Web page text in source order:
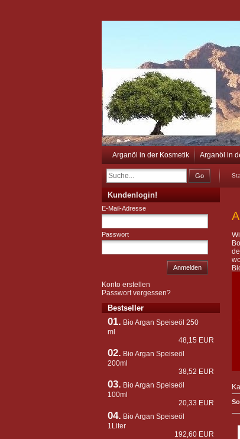
Arganöl in der Kosmetik Arganöl in
Go
Kundenlogin!
E-Mail-Adresse
Passwort
Anmelden
Konto erstellen
Passwort vergessen?
Bestseller
01. Bio Argan Speiseöl 250
ml
48,15 EUR
02. Bio Argan Speiseöl
200ml
38,52 EUR
03. Bio Argan Speiseöl
100ml
20,33 EUR
04. Bio Argan Speiseöl
1Liter
192,60 EUR